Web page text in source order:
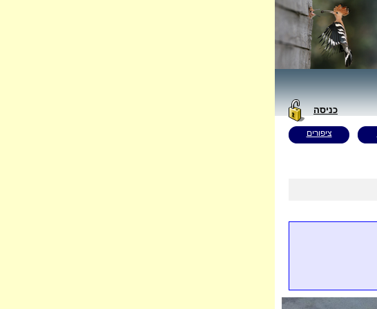
כניסה
ציפורים